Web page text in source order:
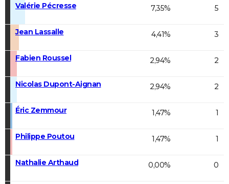
Valérie Pécresse 7,35% 5
Jean Lassalle 4,41% 3
Fabien Roussel 2,94% 2
Nicolas Dupont-Aignan 2,94% 2
Éric Zemmour 1,47% 1
Philippe Poutou 1,47% 1
Nathalie Arthaud 0,00% 0